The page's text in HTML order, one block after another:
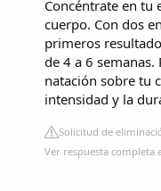
Concéntrate en tu
cuerpo. Con dos
primeros
de 4 a 6 semanas.
natación sobre tu
intensidad y la
Solicitud de
Ver respuesta completa